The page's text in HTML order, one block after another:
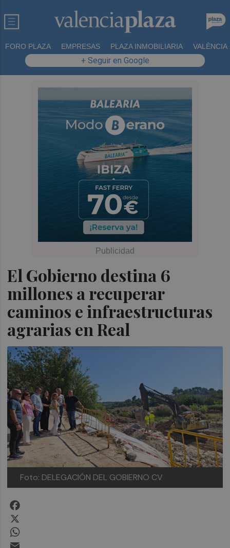
FORO PLAZA EMPRESAS PLAZA INMOBILIARIA VALÈNCIA
+ Seguir en Google
El Gobierno destina 6
millones a recuperar
caminos e infraestructuras
agrarias en Real
Foto: DELEGACIÓN DEL GOBIERNO CV